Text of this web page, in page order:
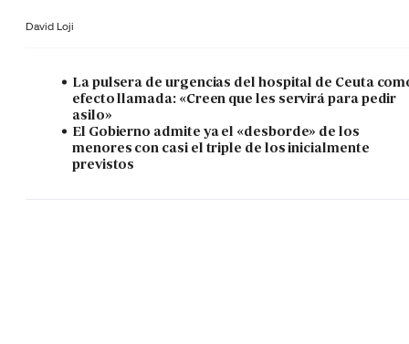
David Loji
La pulsera de urgencias del hospital de Ceuta
efecto llamada: «Creen que les servirá para pedir
asilo»
El Gobierno admite ya el «desborde» de los
menores con casi el triple de los inicialmente
previstos